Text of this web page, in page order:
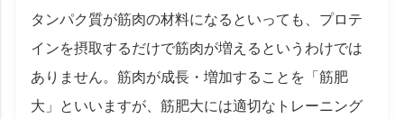
タンパク質が筋肉の材料になるといっても、プロテ
インを摂取するだけで筋肉が増えるというわけでは
ありません。筋肉が成長・増加することを「筋肥
大」といいますが、筋肥大には適切なトレーニング